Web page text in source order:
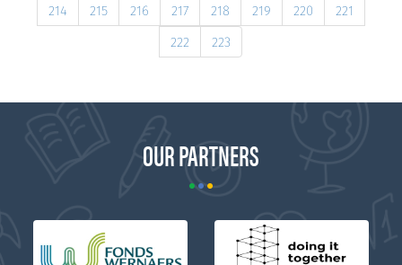
214
215 216 217 218 219 220
221
222
223
OUR PARTNERS